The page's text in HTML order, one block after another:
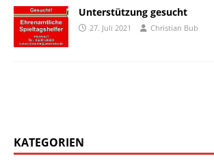
Unterstützung gesucht
27. Juli 2021 Christian Bub
KATEGORIEN